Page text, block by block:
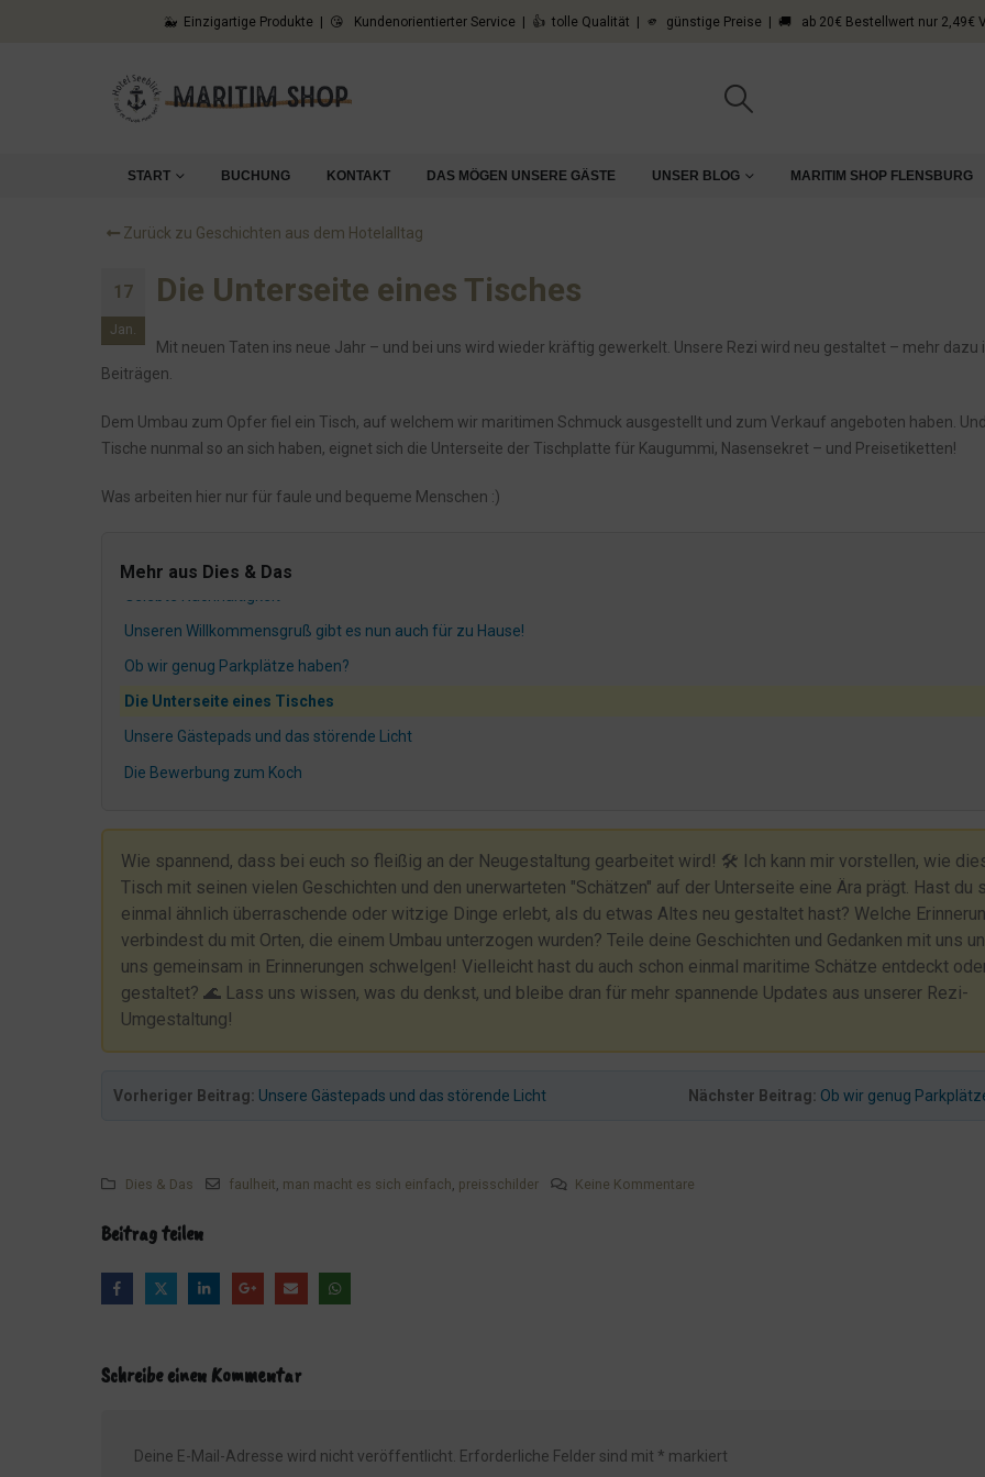
🐳 Einzigartige Produkte | 😘 Kundenorientierter Service | 👍 tolle Qualität | 🫵 günstige Preise | 🚚 ab 20€ Bestellwert nur 2,49€
START BUCHUNG KONTAKT DAS MÖGEN UNSERE GÄSTE UNSER BLOG MARITIM SHOP FLENSBURG
Zurück zu Geschichten aus dem Hotelalltag
17
Jan.
Die Unterseite eines Tisches
Mit neuen Taten ins neue Jahr – und bei uns wird wieder kräftig gewerkelt. Unsere Rezi wird neu gestaltet – mehr dazu
Beiträgen.
Dem Umbau zum Opfer fiel ein Tisch, auf welchem wir maritimen Schmuck ausgestellt und zum Verkauf angeboten haben.
Tische nunmal so an sich haben, eignet sich die Unterseite der Tischplatte für Kaugummi, Nasensekret – und Preisetiketten!
Was arbeiten hier nur für faule und bequeme Menschen :)
Mehr aus Dies & Das
Und weiter geht das lustige Spielchen der EON
Unsere Erfahrung mit Verpflegungsautomaten mieten - Lavazza Professional
Der Spieltrieb unserer Gäste
Sonnenschein
Frühstück aufs zimmer hotel
Eon, das Inkasso und die Wand
Die Sache mit den Thermobechern
Unsere Azubis: Ronja und Nele
Aber.... warum?
Es gibt zu wenig Raucher
Unseren Willkommensgruß gibt es nun auch für zu Hause!
Ob wir genug Parkplätze haben?
Die Unterseite eines Tisches
Unsere Gästepads und das störende Licht
Die Bewerbung zum Koch
Nehmt DAS, Ihr kleinen Weihnachtsmuffel
Nachhaltigkeit und so
WLAN
Das gekippte Fenster
Die zerlöcherte Tür
Ein Hocker für den Notfall
Das Haus mit USB
Remondis: Der Weg war umsonst
Das Präservativ und unsere Stühle
Angepisst.
Wie spannend, dass bei euch so fleißig an der Neugestaltung gearbeitet wird! 🛠️ Ich kann mir vorstellen, wie
Tisch mit seinen vielen Geschichten und den unerwarteten "Schätzen" auf der Unterseite eine Ära prägt. Hast du
einmal ähnlich überraschende oder witzige Dinge erlebt, als du etwas Altes neu gestaltet hast? Welche
verbindest du mit Orten, die einem Umbau unterzogen wurden? Teile deine Geschichten und Gedanken mit uns
uns gemeinsam in Erinnerungen schwelgen! Vielleicht hast du auch schon einmal maritime Schätze entdeckt
gestaltet? 🌊 Lass uns wissen, was du denkst, und bleibe dran für mehr spannende Updates aus unserer Rezi-
Umgestaltung!
Vorheriger Beitrag: Unsere Gästepads und das störende Licht Nächster Beitrag: Ob wir genug
Dies & Das faulheit man macht es sich einfach preisschilder Keine Kommentare
Beitrag teilen
Schreibe einen Kommentar
Deine E-Mail-Adresse wird nicht veröffentlicht. Erforderliche Felder sind mit * markiert